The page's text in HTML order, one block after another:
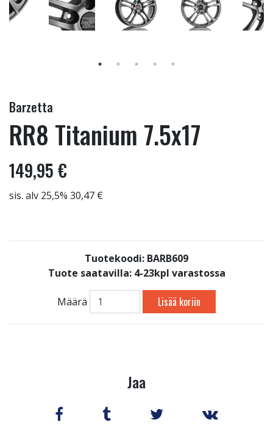
Barzetta
RR8 Titanium 7.5x17
149,95 €
sis. alv 25,5% 30,47 €
Tuotekoodi: BARB609
Tuote saatavilla: 4-23kpl varastossa
Määrä Lisää koriin
Jaa